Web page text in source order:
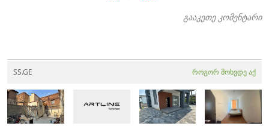
გააკეთე კომენტარი
SS.GE როგორ მოხვდე აქ